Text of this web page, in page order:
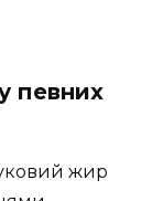
певних
жир